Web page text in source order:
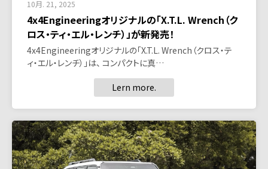
10月. 21, 2025
4x4Engineeringオリジナルの「X.T.L. Wrench（ク
ロス・ティ・エル・レンチ）」が新発売！
4x4Engineeringオリジナルの「X.T.L. Wrench（クロス・テ
ィ・エル・レンチ）」は、 コンパクトに真…
Lern more.